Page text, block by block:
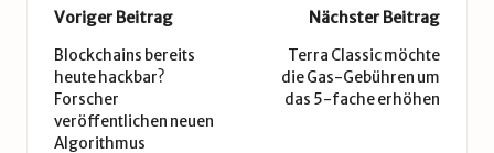
Post
navigation
Voriger Beitrag
Blockchains bereits
heute hackbar?
Forscher
veröffentlichen neuen
Algorithmus
Nächster Beitrag
Terra Classic möchte
die Gas-Gebühren um
das 5-fache erhöhen